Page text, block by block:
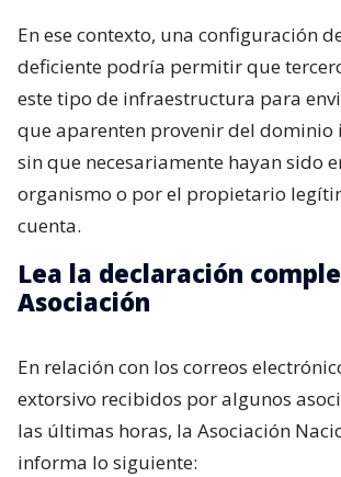
En ese contexto, una configuración
deficiente podría permitir que
este tipo de infraestructura para
que aparenten provenir del dominio
sin que necesariamente hayan sido
organismo o por el propietario
cuenta.
Lea la declaración
Asociación
En relación con los correos
extorsivo recibidos por algunos
las últimas horas, la Asociación
informa lo siguiente: